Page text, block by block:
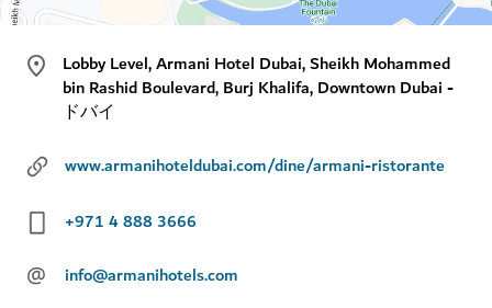
Lobby Level, Armani Hotel Dubai, Sheikh Mohammed
bin Rashid Boulevard, Burj Khalifa, Downtown Dubai -
ドバイ
www.armanihoteldubai.com/dine/armani-ristorante
+971 4 888 3666
@
info@armanihotels.com